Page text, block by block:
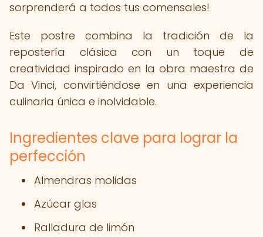
sorprenderá a todos tus comensales!
Este postre combina la tradición de la
repostería clásica con un toque de
creatividad inspirado en la obra maestra de
Da Vinci, convirtiéndose en una experiencia
culinaria única e inolvidable.
Ingredientes clave para lograr la
perfección
Almendras molidas
Azúcar glas
Ralladura de limón